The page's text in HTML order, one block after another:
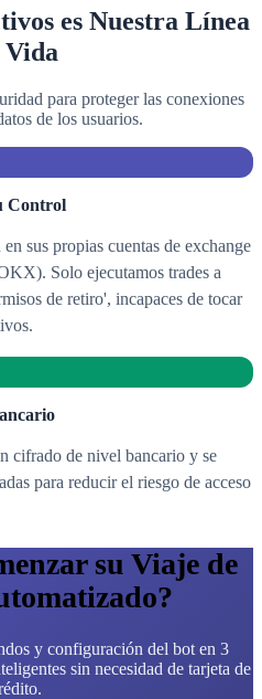
es Nuestra Línea
Vida
para proteger las conexiones
de los usuarios.
Control
sus propias cuentas de exchange
Solo ejecutamos trades a
de retiro', incapaces de tocar
cifrado de nivel bancario y se
para reducir el riesgo de acceso
su Viaje de
y configuración del bot en 3
sin necesidad de tarjeta de